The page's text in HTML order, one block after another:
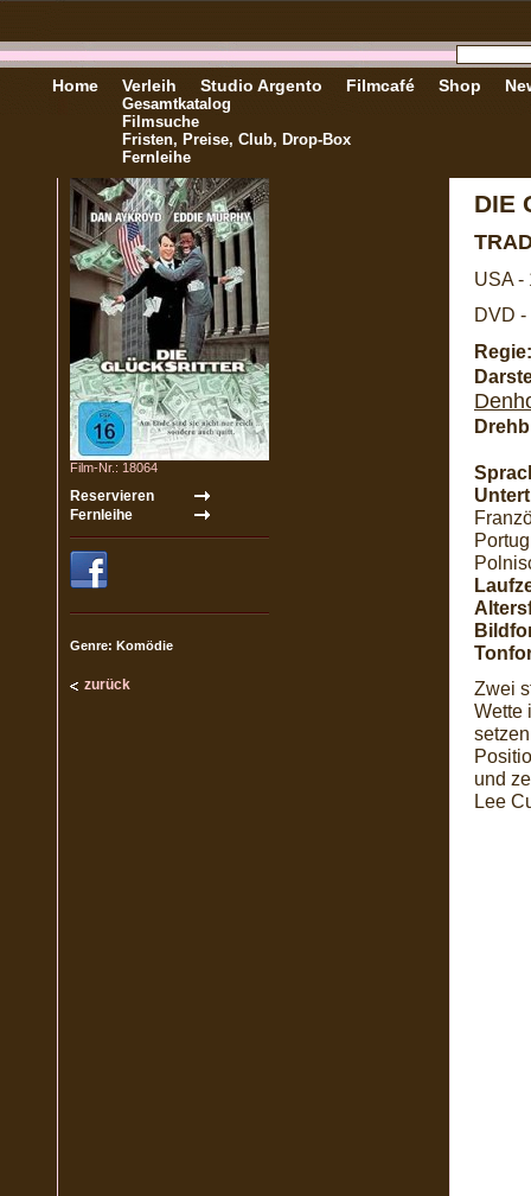
Home Verleih
Gesamtkatalog
Filmsuche
Fristen, Preise, Club, Drop-Box
Fernleihe
Studio Argento Filmcafé Shop
Film-Nr.: 18064
Genre: Komödie
zurück
DIE
USA -
DVD -
Regie:
Zwei
Wette
und
Lee